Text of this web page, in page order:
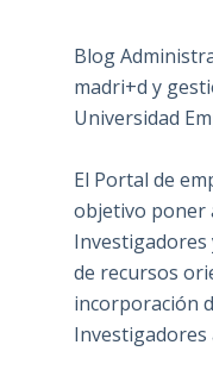
Blog
madri+d y
Universidad
El Portal de
objetivo poner
Investigadores
de recursos
incorporación
Investigadores